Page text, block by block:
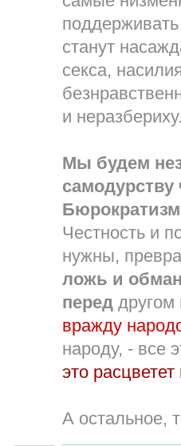
станут
секса,
и
Мы будем
Честность и
нужны,
ложь и
перед другом
вражду
народу, - все
это
А остальное,